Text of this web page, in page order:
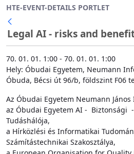
Ugrás a fő tartalomhoz
HTE-EVENT-DETAILS PORTLET
Vissza
Legal AI - risks and
70. 01. 01. 1:00 - 70. 01. 01. 1:00
Hely: Óbudai Egyetem, Neumann
Óbuda, Bécsi út 96/b, földszint F06
Az Óbudai Egyetem Neumann
az Óbudai Egyetem AI - Biztonsági
Tudáshálója,
a Hírközlési és Informatikai
Számítástechnikai Szakosztálya,